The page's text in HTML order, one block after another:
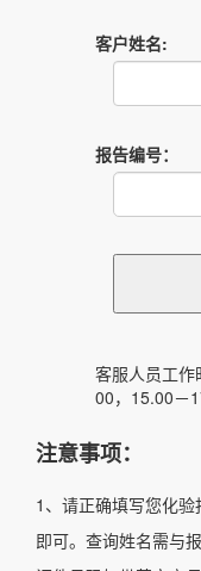
客户姓名:
报告编号：
客服人员工作
00，15.00－
注意事项：
1、请正确填写您化
即可。查询姓名需与